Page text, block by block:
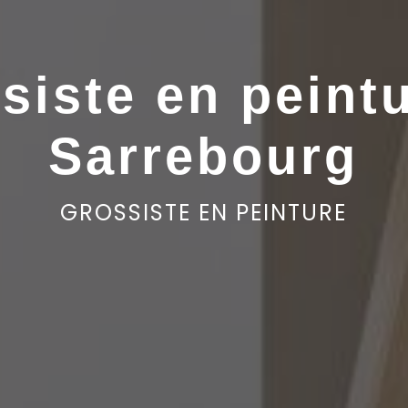
en
Sarrebourg
GROSSISTE EN PEINTURE